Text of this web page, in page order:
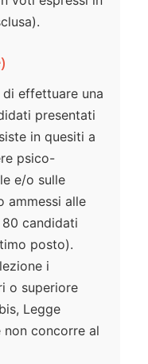
di effettuare una
presentati
in quesiti a
psico-
e/o sulle
ammessi alle
candidati
posto).
i
o superiore
Legge
non concorre al